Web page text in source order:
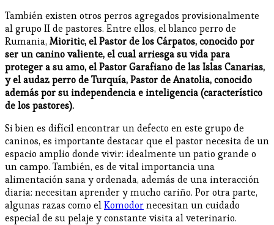
También existen otros perros agregados provisionalmente
al grupo II de pastores. Entre ellos, el blanco perro de
Rumania, Mioritic, el Pastor de los Cárpatos, conocido por
ser un canino valiente, el cual arriesga su vida para
proteger a su amo, el Pastor Garafiano de las Islas Canarias,
y el audaz perro de Turquía, Pastor de Anatolia, conocido
además por su independencia e inteligencia (característico
de los pastores).
Si bien es difícil encontrar un defecto en este grupo de
caninos, es importante destacar que el pastor necesita de un
espacio amplio donde vivir: idealmente un patio grande o
un campo. También, es de vital importancia una
alimentación sana y ordenada, además de una interacción
diaria: necesitan aprender y mucho cariño. Por otra parte,
algunas razas como elKomodornecesitan un cuidado
especial de su pelaje y constante visita al veterinario.